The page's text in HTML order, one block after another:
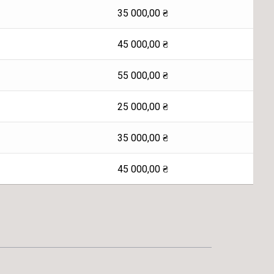
35 000,00 ₴
45 000,00 ₴
55 000,00 ₴
25 000,00 ₴
35 000,00 ₴
45 000,00 ₴